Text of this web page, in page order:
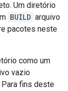
Um diretório
BUILD arquivo
pacotes neste
como um
vazio
fins deste